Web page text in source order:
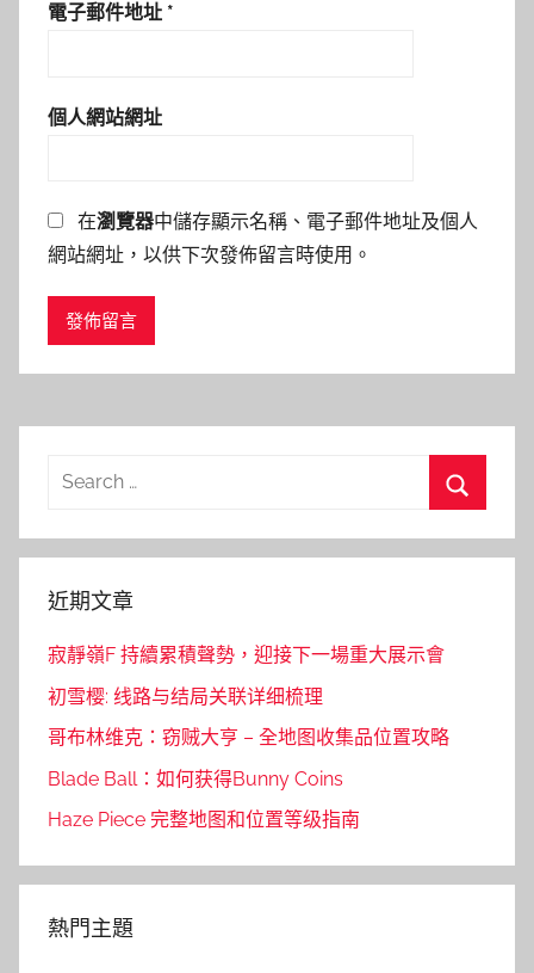
電子郵件地址 *
個人網站網址
在瀏覽器中儲存顯示名稱、電子郵件地址及個人
網站網址，以供下次發佈留言時使用。
Search
近期文章
寂靜嶺F 持續累積聲勢，迎接下一場重大展示會
初雪樱: 线路与结局关联详细梳理
哥布林维克：窃贼大亨 – 全地图收集品位置攻略
Blade Ball：如何获得Bunny Coins
Haze Piece 完整地图和位置等级指南
熱門主題